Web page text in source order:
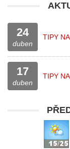
24
duben
TIPY
17
duben
TIPY